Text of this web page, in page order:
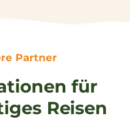
Partner
für
Reisen